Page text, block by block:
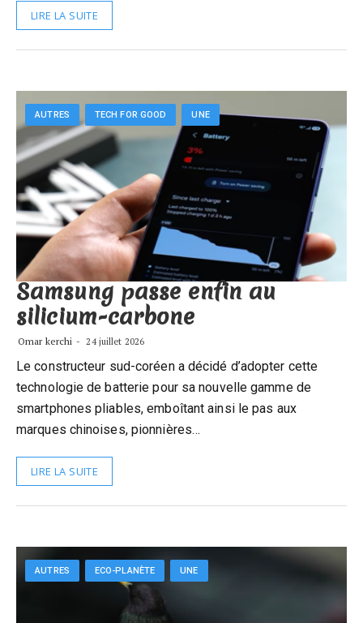
LIRE LA SUITE
AUTRES TECH FOR GOOD UNE
Samsung passe enfin au
silicium-carbone
Omar kerchi 24 juillet 2026
Le constructeur sud-coréen a décidé d’adopter cette
technologie de batterie pour sa nouvelle gamme de
smartphones pliables, emboîtant ainsi le pas aux
marques chinoises, pionnières…
LIRE LA SUITE
AUTRES ECO-PLANÈTE UNE